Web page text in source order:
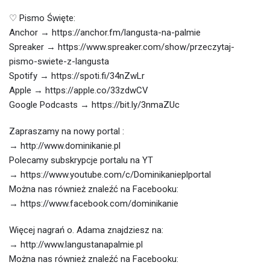
♡ Pismo Święte:
Anchor → https://anchor.fm/langusta-na-palmie
Spreaker → https://www.spreaker.com/show/przeczytaj-
pismo-swiete-z-langusta
Spotify → https://spoti.fi/34nZwLr
Apple → https://apple.co/33zdwCV
Google Podcasts → https://bit.ly/3nmaZUc
Zapraszamy na nowy portal :
→ http://www.dominikanie.pl
Polecamy subskrypcje portalu na YT
→ https://www.youtube.com/c/Dominikanieplportal
Można nas również znaleźć na Facebooku:
→ https://www.facebook.com/dominikanie
Więcej nagrań o. Adama znajdziesz na:
→ http://www.langustanapalmie.pl
Można nas również znaleźć na Facebooku: